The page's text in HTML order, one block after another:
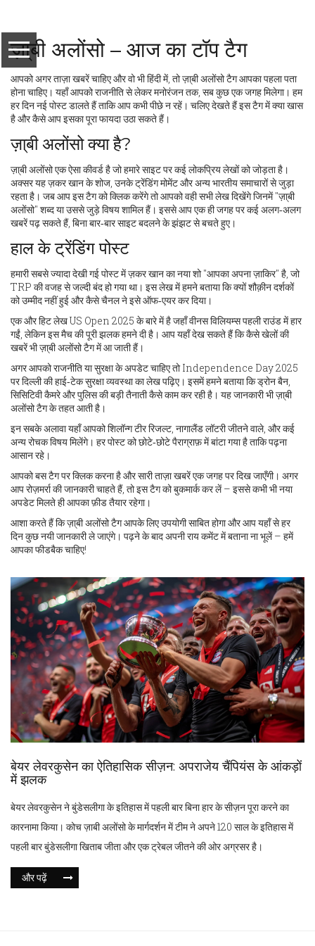
ज़ा्बी अलोंसो – आज का टॉप टैग
आपको अगर ताज़ा खबरें चाहिए और वो भी हिंदी में, तो ज़ा्बी अलोंसो टैग आपका पहला पता
होना चाहिए। यहाँ आपको राजनीति से लेकर मनोरंजन तक, सब कुछ एक जगह मिलेगा। हम
हर दिन नई पोस्ट डालते हैं ताकि आप कभी पीछे न रहें। चलिए देखते हैं इस टैग में क्या खास
है और कैसे आप इसका पूरा फायदा उठा सकते हैं।
ज़ा्बी अलोंसो क्या है?
ज़ा्बी अलोंसो एक ऐसा कीवर्ड है जो हमारे साइट पर कई लोकप्रिय लेखों को जोड़ता है।
अक्सर यह ज़कर खान के शोज, उनके ट्रेंडिंग मोमेंट और अन्य भारतीय समाचारों से जुड़ा
रहता है। जब आप इस टैग को क्लिक करेंगे तो आपको वही सभी लेख दिखेंगे जिनमें "ज़ा्बी
अलोंसो" शब्द या उससे जुड़े विषय शामिल हैं। इससे आप एक ही जगह पर कई अलग‑अलग
खबरें पढ़ सकते हैं, बिना बार‑बार साइट बदलने के झंझट से बचते हुए।
हाल के ट्रेंडिंग पोस्ट
हमारी सबसे ज्यादा देखी गई पोस्ट में ज़कर खान का नया शो "आपका अपना ज़ाकिर" है, जो
TRP की वजह से जल्दी बंद हो गया था। इस लेख में हमने बताया कि क्यों शौक़ीन दर्शकों
को उम्मीद नहीं हुई और कैसे चैनल ने इसे ऑफ‑एयर कर दिया।
एक और हिट लेख US Open 2025 के बारे में है जहाँ वीनस विलियम्स पहली राउंड में हार
गईं, लेकिन इस मैच की पूरी झलक हमने दी है। आप यहाँ देख सकते हैं कि कैसे खेलों की
खबरें भी ज़ा्बी अलोंसो टैग में आ जाती हैं।
अगर आपको राजनीति या सुरक्षा के अपडेट चाहिए तो Independence Day 2025
पर दिल्ली की हाई‑टेक सुरक्षा व्यवस्था का लेख पढ़िए। इसमें हमने बताया कि ड्रोन बैन,
सिसिटिवी कैमरे और पुलिस की बड़ी तैनाती कैसे काम कर रही है। यह जानकारी भी ज़ा्बी
अलोंसो टैग के तहत आती है।
इन सबके अलावा यहाँ आपको शिलॉन्ग टीर रिजल्ट, नागालैंड लॉटरी जीतने वाले, और कई
अन्य रोचक विषय मिलेंगे। हर पोस्ट को छोटे‑छोटे पैराग्राफ़ में बांटा गया है ताकि पढ़ना
आसान रहे।
आपको बस टैग पर क्लिक करना है और सारी ताज़ा खबरें एक जगह पर दिख जाएँगी। अगर
आप रोज़मर्रा की जानकारी चाहते हैं, तो इस टैग को बुकमार्क कर लें – इससे कभी भी नया
अपडेट मिलते ही आपका फ़ीड तैयार रहेगा।
आशा करते हैं कि ज़ा्बी अलोंसो टैग आपके लिए उपयोगी साबित होगा और आप यहाँ से हर
दिन कुछ नयी जानकारी ले जाएंगे। पढ़ने के बाद अपनी राय कमेंट में बताना ना भूलें – हमें
आपका फीडबैक चाहिए!
बेयर लेवरकुसेन का ऐतिहासिक सीज़न: अपराजेय चैंपियंस के आंकड़ों
में झलक
बेयर लेवरकुसेन ने बुंडेसलीगा के इतिहास में पहली बार बिना हार के सीज़न पूरा करने का
कारनामा किया। कोच ज़ाबी अलोंसो के मार्गदर्शन में टीम ने अपने 120 साल के इतिहास में
पहली बार बुंडेसलीगा खिताब जीता और एक ट्रेबल जीतने की ओर अग्रसर है।
और पढ़ें